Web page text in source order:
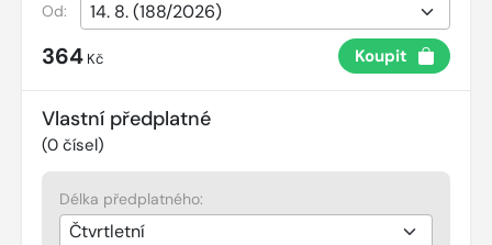
Od:
364 Kč Koupit
Vlastní předplatné
(0 čísel)
Délka předplatného: